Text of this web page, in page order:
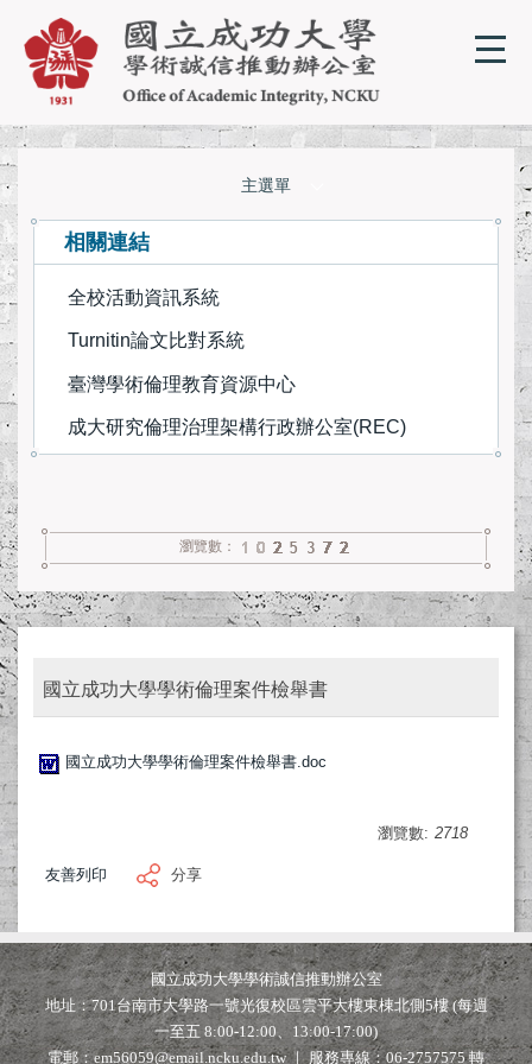
到
容
區
主選單
單位簡介
相關規章
學術誠信線上課程
學術誠信電子報
常見問答(FAQ)
相關新聞
相關連結
全校活動資訊系統
Turnitin論文比對系統
臺灣學術倫理教育資源中心
成大研究倫理治理架構行政辦公室(REC)
瀏覽數：
國立成功大學學術倫理案件檢舉書
國立成功大學學術倫理案件檢舉書.doc
瀏覽數: 2718
友善列印 分享
國立成功大學學術誠信推動辦公室
地址：701台南市大學路一號光復校區雲平大樓東棟北側5樓 (每週
一至五 8:00-12:00、13:00-17:00)
電郵：em56059@email.ncku.edu.tw ｜ 服務專線：06-2757575 轉